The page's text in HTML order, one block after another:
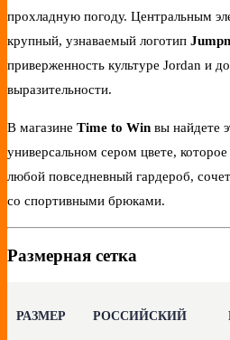
прохладную погоду. Центральным
крупный, узнаваемый логотип
приверженность культуре Jordan и
выразительности.
В магазине Time to Win вы найдете
универсальном сером цвете, которое
любой повседневный гардероб,
со спортивными брюками.
Размерная сетка
РАЗМЕР РОССИЙСКИЙ